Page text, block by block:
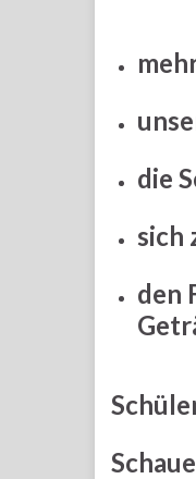
die
sich
den